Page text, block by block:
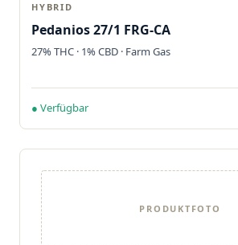
HYBRID
Pedanios 27/1 FRG-CA
27% THC · 1% CBD · Farm Gas
● Verfügbar
PRODUKTFOTO